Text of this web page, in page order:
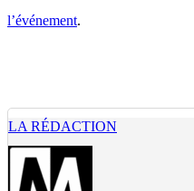
l’événement.
LA RÉDACTION